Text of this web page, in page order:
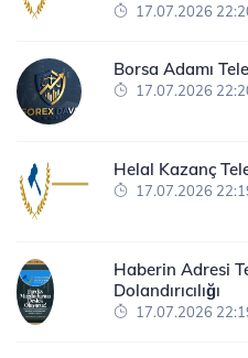
17.07.2026
Borsa Adamı
17.07.2026
Helal Kazanç
17.07.2026
Haberin Adresi
Dolandırıcılığı
17.07.2026